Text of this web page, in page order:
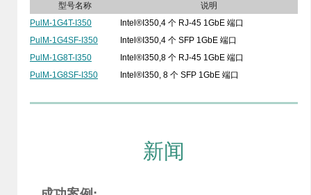
型号名称
说明
PulM-1G4T-I350
Intel®I350,4 个 RJ-45 1GbE 端口
PulM-1G4SF-I350
Intel®I350,4 个 SFP 1GbE 端口
PulM-1G8T-I350
Intel®I350,8 个 RJ-45 1GbE 端口
PulM-1G8SF-I350
Intel®I350, 8 个 SFP 1GbE 端口
新闻